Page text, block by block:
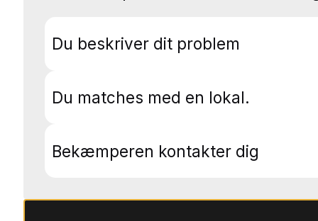
Du beskriver dit problem
Du matches med en lokal.
Bekæmperen kontakter dig